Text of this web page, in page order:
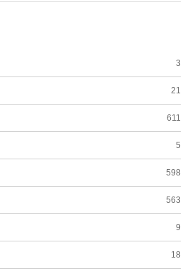
3
21
611
5
598
563
9
18